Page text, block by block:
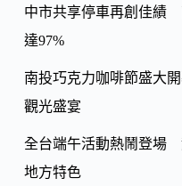
k
中市共享停車再創佳績
達97%
南投巧克力咖啡節盛大
觀光盛宴
全台端午活動熱鬧登場
地方特色